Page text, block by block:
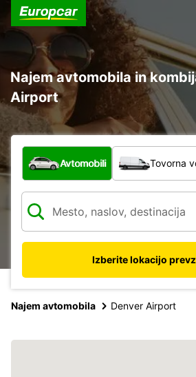
Najem avtomobila in
Airport
Katera vrsta vozila?
Avtomobili Tovorna
Izberite lokacijo
Najem avtomobila Denver Airport